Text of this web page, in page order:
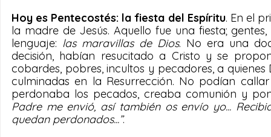
Hoy es Pentecostés: la fiesta del Espíritu. En el
la madre de Jesús. Aquello fue una fiesta;
lenguaje: las maravillas de Dios. No era una
decisión, habían resucitado a Cristo y se
cobardes, pobres, incultos y pecadores, a
culminadas en la Resurrección. No podían
perdonaba los pecados, creaba comunión y
Padre me envió, así también os envío yo...
quedan perdonados...”.